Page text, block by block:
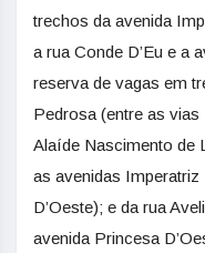
trechos da avenida
a rua Conde D’Eu e a
reserva de vagas em
Pedrosa (entre as
Alaíde Nascimento de
as avenidas
D’Oeste); e da rua
avenida Princesa